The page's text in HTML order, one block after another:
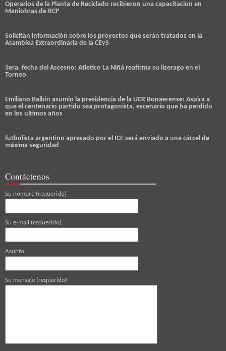
Operarios de la Planta de Reciclado recibieron una capacitacion en
Maniobras de RCP
Solicitan información sobre los proyectos que serán tratados en la
Asamblea Extraordinaria de la CEyS
3era. fecha del Ascesno: Atletico La Niñá reafirma su lizerago en el
Torneo
Emiliano Balbin asumio la presidencia de la UCR Bonaerense: Aspira a
que el centenario partido sea protagonista, escenario que ha perdido
en los ultimos años
futbolista argentino apresado por el ICE será enviado a una cárcel de
máxima seguridad
Contáctenos
Su nombre (requerido)
Su e-mail (requerido)
Asunto
Su mensaje (requerido)